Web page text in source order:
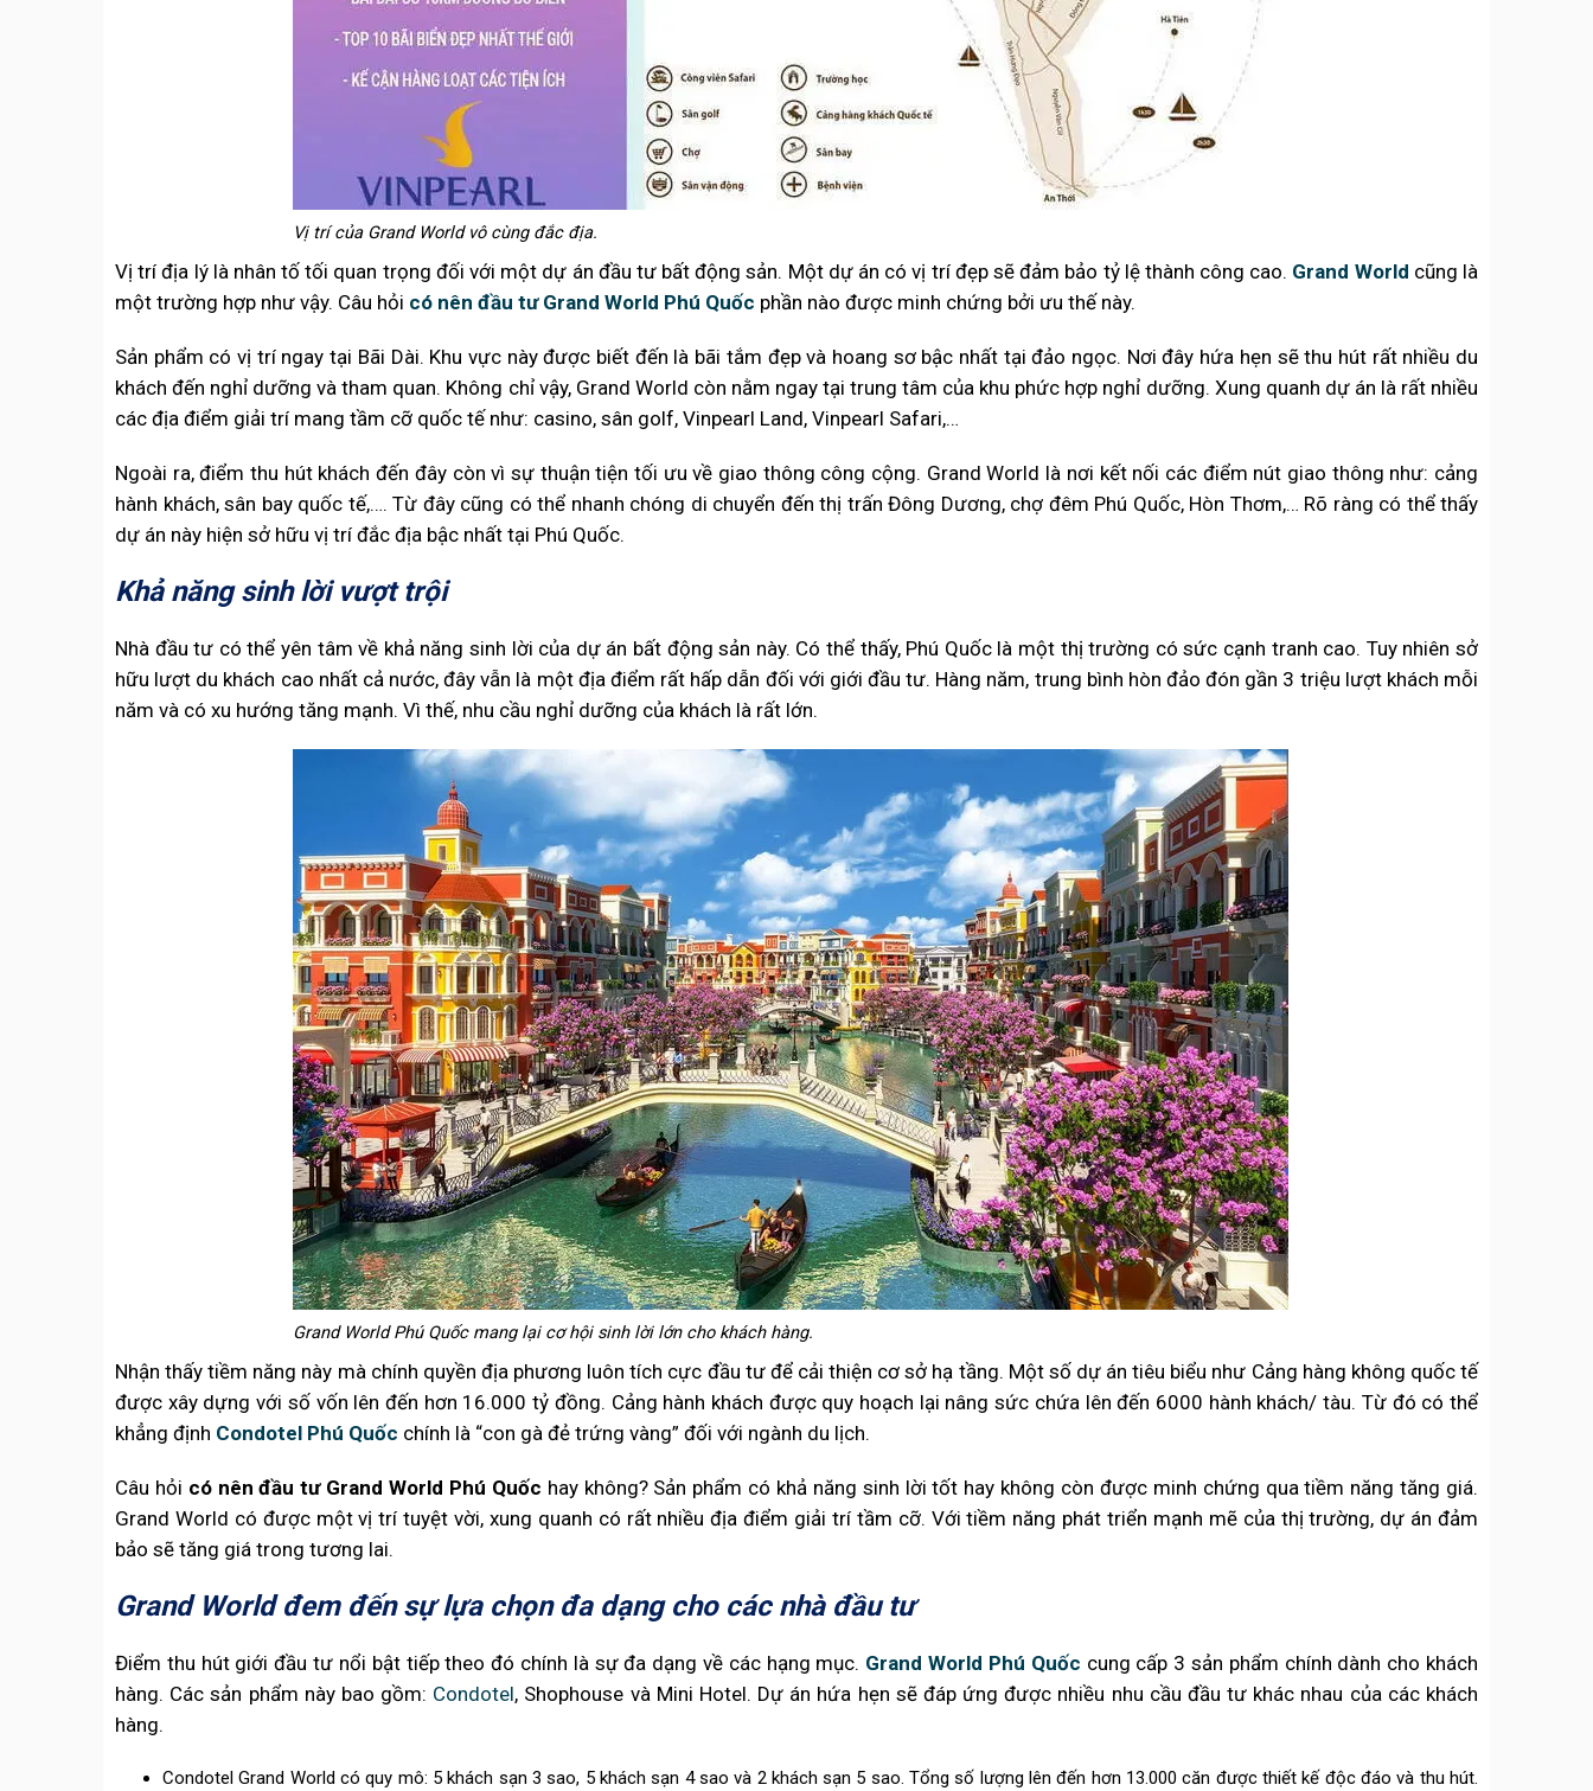
Vị trí của Grand World vô cùng đắc địa.
Vị trí địa lý là nhân tố tối quan trọng đối với một dự án đầu tư bất động sản. Một dự án có vị trí đẹp sẽ đảm bảo tỷ lệ thành công cao. Grand World cũng là
một trường hợp như vậy. Câu hỏi có nên đầu tư Grand World Phú Quốc phần nào được minh chứng bởi ưu thế này.
Sản phẩm có vị trí ngay tại Bãi Dài. Khu vực này được biết đến là bãi tắm đẹp và hoang sơ bậc nhất tại đảo ngọc. Nơi đây hứa hẹn sẽ thu hút rất nhiều du
khách đến nghỉ dưỡng và tham quan. Không chỉ vậy, Grand World còn nằm ngay tại trung tâm của khu phức hợp nghỉ dưỡng. Xung quanh dự án là rất nhiều
các địa điểm giải trí mang tầm cỡ quốc tế như: casino, sân golf, Vinpearl Land, Vinpearl Safari,…
Ngoài ra, điểm thu hút khách đến đây còn vì sự thuận tiện tối ưu về giao thông công cộng. Grand World là nơi kết nối các điểm nút giao thông như: cảng
hành khách, sân bay quốc tế,…. Từ đây cũng có thể nhanh chóng di chuyển đến thị trấn Đông Dương, chợ đêm Phú Quốc, Hòn Thơm,… Rõ ràng có thể thấy
dự án này hiện sở hữu vị trí đắc địa bậc nhất tại Phú Quốc.
Khả năng sinh lời vượt trội
Nhà đầu tư có thể yên tâm về khả năng sinh lời của dự án bất động sản này. Có thể thấy, Phú Quốc là một thị trường có sức cạnh tranh cao. Tuy nhiên sở
hữu lượt du khách cao nhất cả nước, đây vẫn là một địa điểm rất hấp dẫn đối với giới đầu tư. Hàng năm, trung bình hòn đảo đón gần 3 triệu lượt khách mỗi
năm và có xu hướng tăng mạnh. Vì thế, nhu cầu nghỉ dưỡng của khách là rất lớn.
Grand World Phú Quốc mang lại cơ hội sinh lời lớn cho khách hàng.
Nhận thấy tiềm năng này mà chính quyền địa phương luôn tích cực đầu tư để cải thiện cơ sở hạ tầng. Một số dự án tiêu biểu như Cảng hàng không quốc tế
được xây dựng với số vốn lên đến hơn 16.000 tỷ đồng. Cảng hành khách được quy hoạch lại nâng sức chứa lên đến 6000 hành khách/ tàu. Từ đó có thể
khẳng định Condotel Phú Quốc chính là “con gà đẻ trứng vàng” đối với ngành du lịch.
Câu hỏi có nên đầu tư Grand World Phú Quốc hay không? Sản phẩm có khả năng sinh lời tốt hay không còn được minh chứng qua tiềm năng tăng giá.
Grand World có được một vị trí tuyệt vời, xung quanh có rất nhiều địa điểm giải trí tầm cỡ. Với tiềm năng phát triển mạnh mẽ của thị trường, dự án đảm
bảo sẽ tăng giá trong tương lai.
Grand World đem đến sự lựa chọn đa dạng cho các nhà đầu tư
Điểm thu hút giới đầu tư nổi bật tiếp theo đó chính là sự đa dạng về các hạng mục. Grand World Phú Quốc cung cấp 3 sản phẩm chính dành cho khách
hàng. Các sản phẩm này bao gồm: Condotel, Shophouse và Mini Hotel. Dự án hứa hẹn sẽ đáp ứng được nhiều nhu cầu đầu tư khác nhau của các khách
hàng.
Condotel Grand World có quy mô: 5 khách sạn 3 sao, 5 khách sạn 4 sao và 2 khách sạn 5 sao. Tổng số lượng lên đến hơn 13.000 căn được thiết kế độc đáo và thu hút.